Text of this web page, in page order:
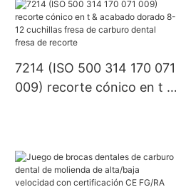
7214 (ISO 500 314 170 071
009) recorte cónico en t &